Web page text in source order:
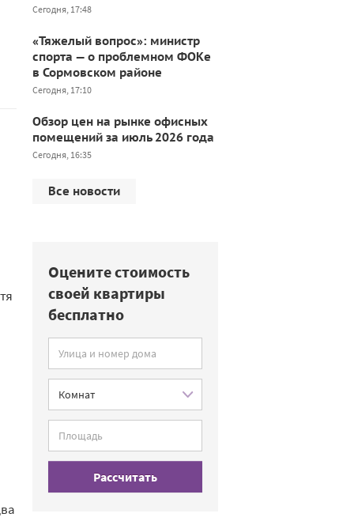
Сегодня, 17:48
«Тяжелый вопрос»: министр
спорта — о проблемном ФОКе
в Сормовском районе
Сегодня, 17:10
Обзор цен на рынке офисных
помещений за июль 2026 года
Сегодня, 16:35
Все новости
Оцените стоимость
своей квартиры
бесплатно
Рассчитать